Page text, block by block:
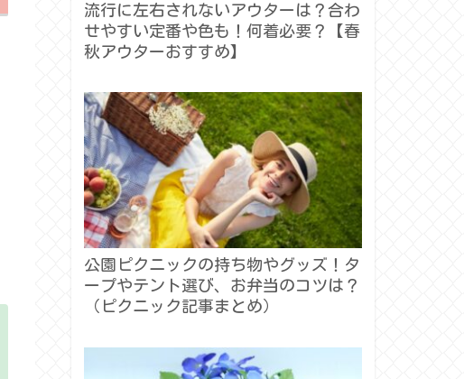
流行に左右されないアウターは？合わ
せやすい定番や色も！何着必要？【春
秋アウターおすすめ】
公園ピクニックの持ち物やグッズ！タ
ープやテント選び、お弁当のコツは？
（ピクニック記事まとめ）